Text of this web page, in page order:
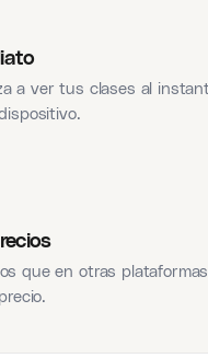
a ver tus clases al
que en otras